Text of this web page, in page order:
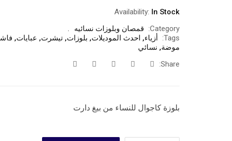
Availability: In Stock
Category:
قمصان وبلوزات نسائيه
Tags:
أزياء, احدث الموديلات, بلوزات, تيشرت, عبايات,
موضة, نسائي
Share:
بلوزة كاجوال للنساء من بيغ دارت